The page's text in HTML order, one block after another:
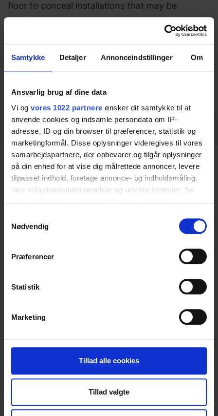
Samtykke Detaljer Annonceindstillinger Om
Ansvarlig brug af dine data
Vi og vores 1022 partnere ønsker dit samtykke til at
anvende cookies og indsamle persondata om IP-
adresse, ID og din browser til præferencer, statistik og
marketingformål. Disse oplysninger videregives til vores
samarbejdspartnere, der opbevarer og tilgår oplysninger
på din enhed for at vise dig målrettede annoncer, levere
tilpasset indhold, foretage annonce- og indholdsmåling,
lave målgruppeundersøgelser og udvikle tjenester. Se
tilbage eller ændre indstillinger fra vores
"Cookiedeklaration", eller ved at trykke på "Privacy
Indsamle præcise oplysninger om din placering,
Identificere din enhed baseret på en scanning af
dens unikke karakteristika (fingerprinting)
Vi bruger cookies til at tilpasse vores indhold og
at analysere vores trafik. Vi deler også oplysninger om
din brug af vores hjemmeside med vores partnere inden
for sociale medier, annonceringspartnere og
Nødvendig
Præferencer
Statistik
Marketing
Tillad alle cookies
Tillad valgte
floor to conceal installations that may be
positioned lower than our recommendations.
Specifications Measurements
Specifications
40-14782
Measurements